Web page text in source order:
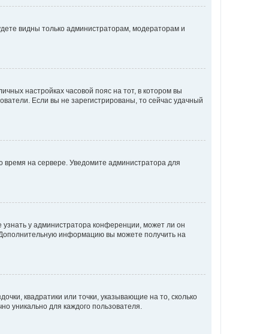
видны только администраторам, модераторам и
настройках часовой пояс на тот, в котором вы
Если вы не зарегистрированы, то сейчас удачный
время на сервере. Уведомите администратора для
у администратора конференции, может ли он
Дополнительную информацию вы можете получить на
квадратики или точки, указывающие на то, сколько
уникально для каждого пользователя.